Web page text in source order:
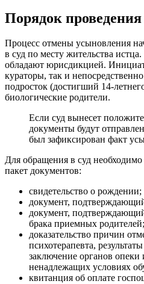
Порядок
Процесс отмены усыновления
в суд по месту жительства
обладают юрисдикцией.
кураторы, так и
подросток (достигший 14-
биологические родители.
Если суд вынесет
документы будут
был зафиксирован факт
Для обращения в суд
пакет документов:
свидетельство о рождении;
документ,
документ,
брака приемных родителей;
доказательство причин
психотерапевта,
заключение органов опеки
ненадлежащих условиях
квитанция об оплате